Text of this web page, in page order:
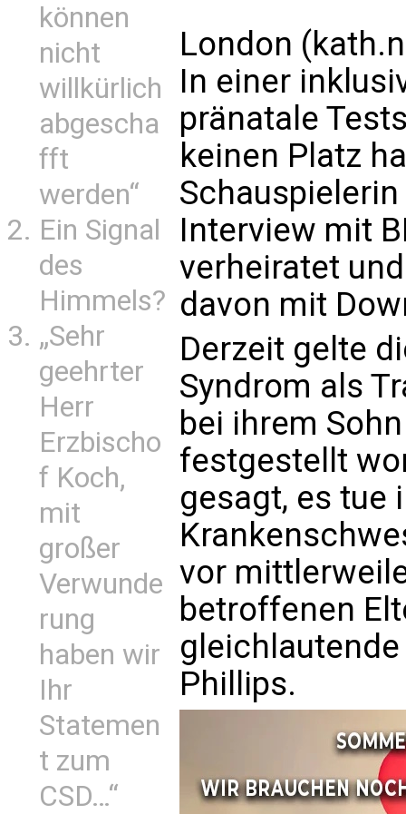
können
nicht
willkürlich
abgescha
fft
werden“
Ein Signal
des
Himmels?
„Sehr
geehrter
Herr
Erzbischo
f Koch,
mit
großer
Verwunde
rung
haben wir
Ihr
Statemen
t zum
CSD…“
London
In einer
pränatale
keinen Platz
Interview mit
verheiratet
davon mit
Derzeit gelte
Syndrom als
bei ihrem
festgestellt
gesagt, es tue
vor
betroffenen
Phillips.